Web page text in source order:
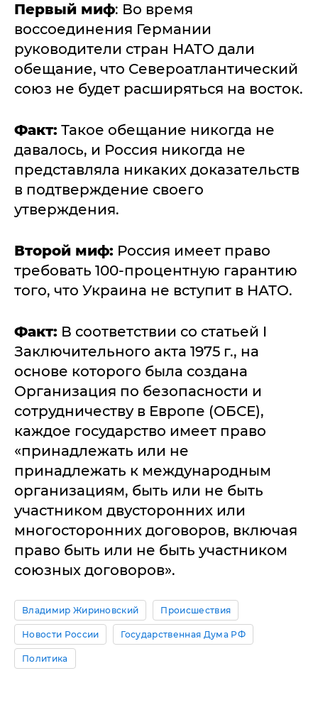
Первый миф: Во время
воссоединения Германии
руководители стран НАТО дали
обещание, что Североатлантический
союз не будет расширяться на восток.
Факт: Такое обещание никогда не
давалось, и Россия никогда не
представляла никаких доказательств
в подтверждение своего
утверждения.
Второй миф: Россия имеет право
требовать 100-процентную гарантию
того, что Украина не вступит в НАТО.
Факт: В соответствии со статьей I
Заключительного акта 1975 г., на
основе которого была создана
Организация по безопасности и
сотрудничеству в Европе (ОБСЕ),
каждое государство имеет право
«принадлежать или не
принадлежать к международным
организациям, быть или не быть
участником двусторонних или
многосторонних договоров, включая
право быть или не быть участником
союзных договоров».
Владимир Жириновский Происшествия
Новости России Государственная Дума РФ
Политика